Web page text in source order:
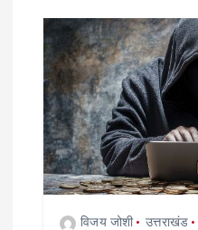
विजय जोशी उत्तराखंड